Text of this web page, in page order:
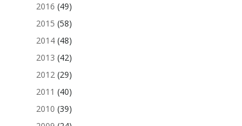
2016 (49)
2015 (58)
2014 (48)
2013 (42)
2012 (29)
2011 (40)
2010 (39)